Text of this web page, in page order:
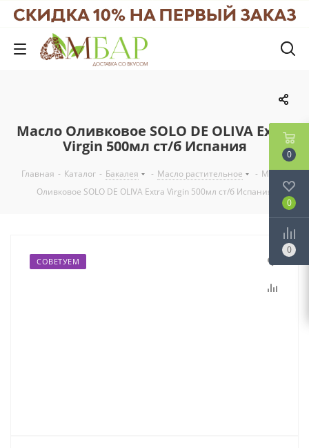
Масло Оливковое SOLO DE OLIVA Extra
Virgin 500мл ст/б Испания
Главная - Каталог - Бакалея - Масло растительное - Масло
Оливковое SOLO DE OLIVA Extra Virgin 500мл ст/б Испания
СОВЕТУЕМ
0
0
0